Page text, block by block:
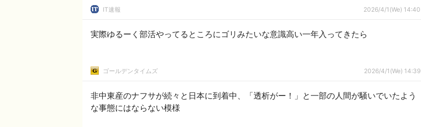
IT速報 2026/4/1(We) 14:40
実際ゆるーく部活やってるところにゴリみたいな意識高い一年入ってきたら
ゴールデンタイムズ 2026/4/1(We) 14:39
非中東産のナフサが続々と日本に到着中、「透析がー！」と一部の人間が騒いでいたよう
な事態にはならない模様